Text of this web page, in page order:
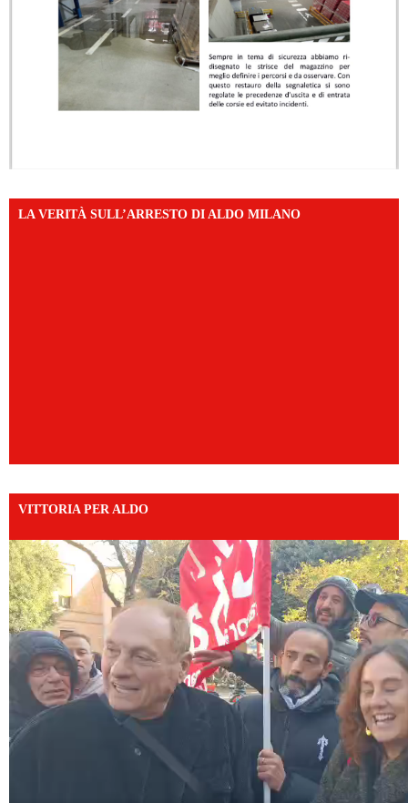
LA VERITÀ SULL’ARRESTO DI ALDO MILANO
VITTORIA PER ALDO